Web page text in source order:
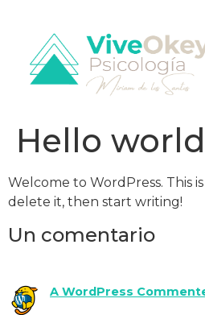
Hello
Welcome to WordPress. This
delete it, then start writing!
Un comentario
A WordPress